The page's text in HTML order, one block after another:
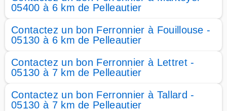
05400 à 6 km de Pelleautier
Contactez un bon Ferronnier à Fouillouse -
05130 à 6 km de Pelleautier
Contactez un bon Ferronnier à Lettret -
05130 à 7 km de Pelleautier
Contactez un bon Ferronnier à Tallard -
05130 à 7 km de Pelleautier